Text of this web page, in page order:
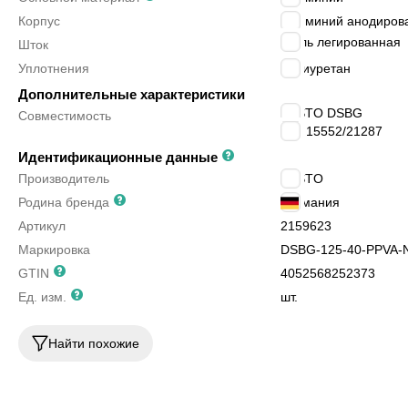
Корпус
алюминий
Шток
сталь легированная
Уплотнения
полиуретан
Дополнительные характеристики
Совместимость
FESTO DSBG
ISO 15552/21287
Идентификационные данные
Производитель
FESTO
Родина бренда
Германия
Артикул
2159623
Маркировка
DSBG-125-40-PPVA-
GTIN
4052568252373
Ед. изм.
шт.
Найти похожие